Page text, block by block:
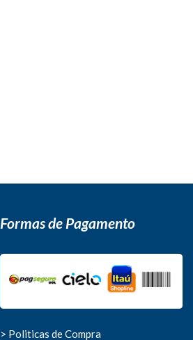
Formas de Pagamento
> Politicas de Compra